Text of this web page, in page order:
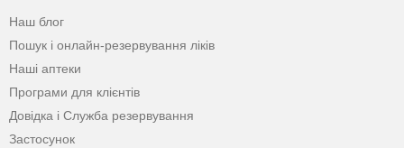
Наш блог
Пошук і онлайн-резервування ліків
Наші аптеки
Програми для клієнтів
Довідка і Служба резервування
Застосунок